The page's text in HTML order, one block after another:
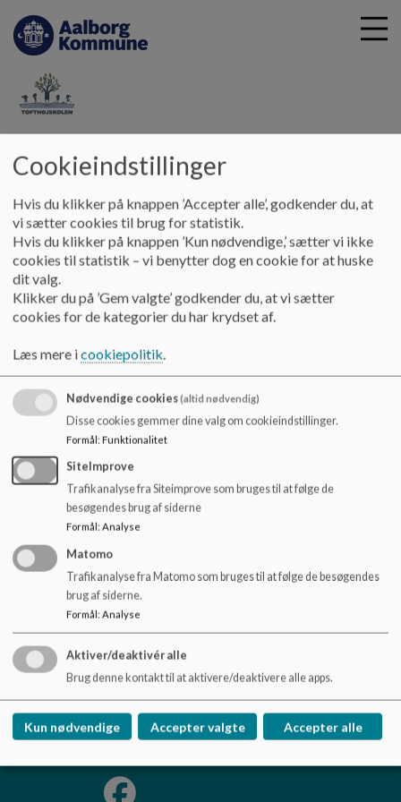
Tofthøjskolen
Vores skole Brugerinformation
Aula
AULA
AULA er et fælles kommunikationssystem, som alle danske
folkeskoler skal bruge
Hvordan logger jeg på?
Det skal være sikkert at anvende Aula, derfor skal
brugere logge på med MitID.
Aula kan både åbnes via app og via PC påAula.dk.På
Aulainfo.dk, kan I læse mere om AULA, se driftsstatus og
vejledning til brugen af Aula. Hvis du har spørgsmål til brugen
af det systemer, er du meget velkommen til at ringe eller
komme forbi skolens kontor.
Tofthøjskolen
Tofthøjvej 32, 9280 Storvorde
tofthoejskolen@aalborg.dk
+45 99315700
Tilgængelighedserklæring
Sitemap
Cookieindstillinger
Hvis du klikker på knappen ’Accepter alle’, godkender du, at
vi sætter cookies til brug for statistik.
Hvis du klikker på knappen ’Kun nødvendige,’ sætter vi ikke
cookies til statistik – vi benytter dog en cookie for at huske
dit valg.
Klikker du på ’Gem valgte’ godkender du, at vi sætter
cookies for de kategorier du har krydset af.
Læs mere icookiepolitik.
Nødvendige cookies(altid nødvendig)
Disse cookies gemmer dine valg om cookieindstillinger.
Formål: Funktionalitet
SiteImprove
Trafikanalyse fra Siteimprove som bruges til at følge de
besøgendes brug af siderne
Formål : Analyse
Matomo
Trafikanalyse fra Matomo som bruges til at følge de besøgendes
brug af siderne.
Formål: Analyse
Aktiver/deaktivér alle
Brug denne kontakt til at aktivere/deaktivere alle apps.
Kun nødvendige Accepter valgte Accepter alle